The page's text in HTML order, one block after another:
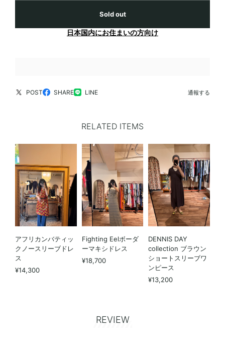
Sold out
日本国内にお住まいの方向け
POST SHARE LINE 通報する
RELATED ITEMS
アフリカンバティッ
クノースリーブドレ
ス
¥14,300
Fighting Eelボーダ
ーマキシドレス
¥18,700
DENNIS DAY
collection ブラウン
ショートスリーブワ
ンピース
¥13,200
REVIEW